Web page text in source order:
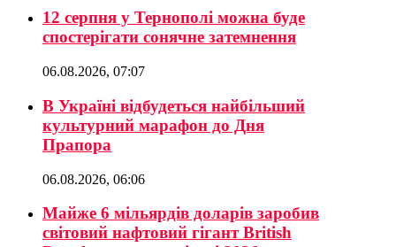
12 серпня у Тернополі можна буде
спостерігати сонячне затемнення
06.08.2026, 07:07
В Україні відбудеться найбільший
культурний марафон до Дня
Прапора
06.08.2026, 06:06
Майже 6 мільярдів доларів заробив
світовий нафтовий гігант British